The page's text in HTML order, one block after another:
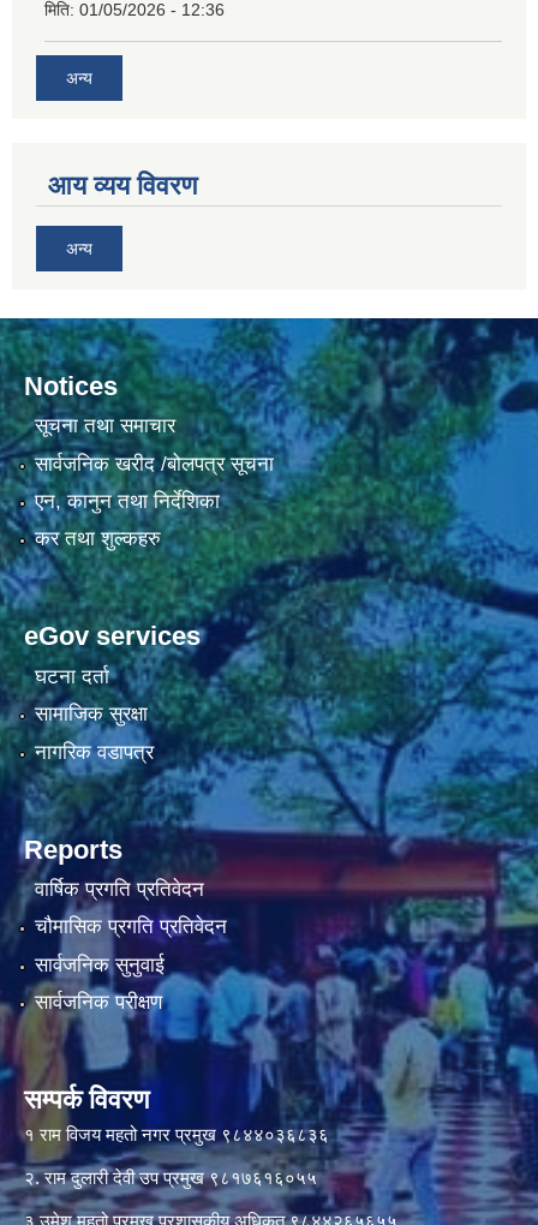
मिति: 01/05/2026 - 12:36
अन्य
आय व्यय विवरण
अन्य
Notices
सूचना तथा समाचार
सार्वजनिक खरीद /बोलपत्र सूचना
एन, कानुन तथा निर्देशिका
कर तथा शुल्कहरु
eGov services
घटना दर्ता
सामाजिक सुरक्षा
नागरिक वडापत्र
Reports
वार्षिक प्रगति प्रतिवेदन
चौमासिक प्रगति प्रतिवेदन
सार्वजनिक सुनुवाई
सार्वजनिक परीक्षण
सम्पर्क विवरण
१ राम विजय महतो नगर प्रमुख ९८४४०३६८३६
२. राम दुलारी देवी उप प्रमुख ९८१७६१६०५५